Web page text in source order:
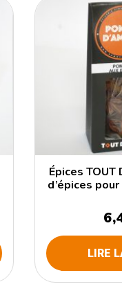
Épices TOUT
d’épices
LIRE